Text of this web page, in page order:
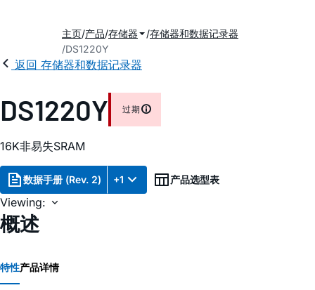
主页 产品 存储器
存储器和数据记录器
DS1220Y
返回 存储器和数据记录器
DS1220Y 过期
16K非易失SRAM
数据手册 (Rev. 2) +1 产品选型表
Viewing:
概述
特性产品详情